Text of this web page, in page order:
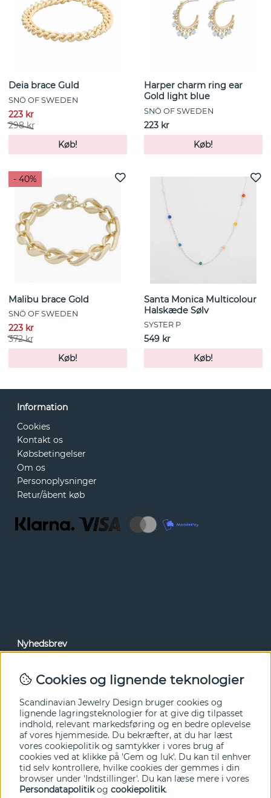
Deia brace Guld
SNÖ OF SWEDEN
223 kr
298 kr
Køb!
Harper charm ring ear
Gold light blue
SNÖ OF SWEDEN
223 kr
Køb!
- 40%
Malibu brace Gold
SNÖ OF SWEDEN
223 kr
372 kr
Køb!
Santa Monica Multicolour
Halskæde Sølv
SYSTER P
549 kr
Køb!
Information
Cookies
Kontakt os
Købsbetingelser
Om os
Personoplysninger
Retur/åbent køb
Nyhedsbrev
tilbud før alle andre. Tilmeld dig herunder.
Ja tak!
Cookies og lignende teknologier
Scandinavian Jewelry Design bruger cookies og
lignende lagringsteknologier for at give dig tilpasset
indhold, relevant markedsføring og en bedre oplevelse
af vores hjemmeside. Du bekræfter, at du har læst
vores cookiepolitik og samtykker i vores brug af
cookies ved at klikke på 'Gem og luk'. Du kan til enhver
tid selv kontrollere, hvilke cookies der gemmes i din
browser under 'Indstillinger'. Du kan læse mere i vores
Persondatapolitikog cookiepolitik.